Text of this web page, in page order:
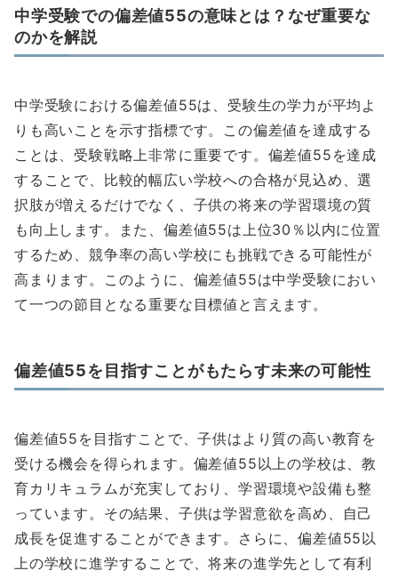
中学受験での偏差値55の意味とは？なぜ重要な
のかを解説
中学受験における偏差値55は、受験生の学力が平均よ
りも高いことを示す指標です。この偏差値を達成する
ことは、受験戦略上非常に重要です。偏差値55を達成
することで、比較的幅広い学校への合格が見込め、選
択肢が増えるだけでなく、子供の将来の学習環境の質
も向上します。また、偏差値55は上位30％以内に位置
するため、競争率の高い学校にも挑戦できる可能性が
高まります。このように、偏差値55は中学受験におい
て一つの節目となる重要な目標値と言えます。
偏差値55を目指すことがもたらす未来の可能性
偏差値55を目指すことで、子供はより質の高い教育を
受ける機会を得られます。偏差値55以上の学校は、教
育カリキュラムが充実しており、学習環境や設備も整
っています。その結果、子供は学習意欲を高め、自己
成長を促進することができます。さらに、偏差値55以
上の学校に進学することで、将来の進学先として有利